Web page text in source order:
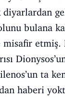
diyarlardan
bulana
etmiş.
ta
haberi